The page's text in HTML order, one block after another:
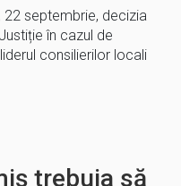
22 septembrie, decizia
în cazul de
consilierilor locali
trebuia să